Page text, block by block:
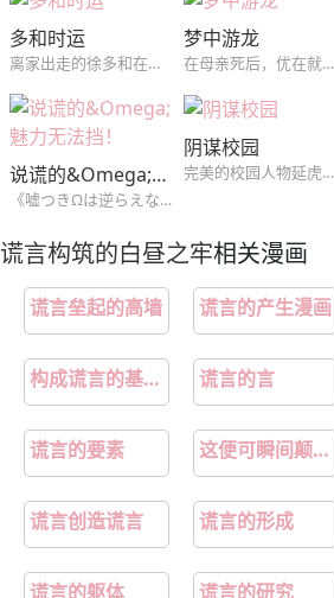
多和时运
离家出走的徐多和在朋友介绍下和他们一起合租，没想到初恋吴时运是这里的房东，对吴时运怀有愧疚的徐多和和初恋绝不平淡的同居生活就此开始。
梦中游龙
在母亲死后，优在就深陷桃色梦靥之中，没想到那个梦中的男人，在现实中找到了他...
说谎的&Omega;魅力无法挡！
《嘘つきΩは逆らえない！》伪装成β过生活的Ω，突然成为了优质α的伴侣！？某天和同事们聚餐结束回家的路上，桥田（Ω）照顾着喝醉的林（α），却因为费洛蒙而引发意外事件，两人不仅发生性行为，甚至结为了伴侣！事后，林因为酒醉而不记得那晚所发生的事，桥田也决定要就此隐瞒下去，然而已经结为伴侣的两人，身体却无法
阴谋校园
完美的校园人物延虎，被学姐拜托而交换的课题小组，没想到，到了那个阴郁哲学怪人家里，却发现对方不仅是个富二代，还是自己高中时的暗恋对象？！（《我的BJ邻居》同作者,短篇~）
谎言构筑的白昼之牢相关漫画
谎言垒起的高墙 谎言的产生漫画
构成谎言的基本要素是什么 谎言的言
谎言的要素 这便可瞬间颠倒黑白
谎言创造谎言 谎言的形成
谎言的躯体 谎言的研究